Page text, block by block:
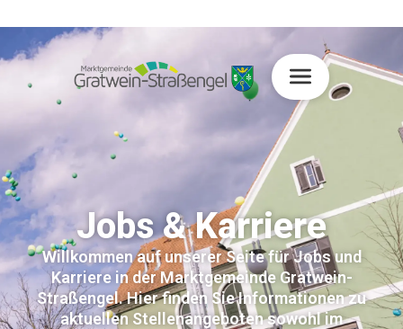
Jobs & Karriere
Willkommen auf unserer Seite für Jobs und
Karriere in der Marktgemeinde Gratwein-
Straßengel. Hier finden Sie Informationen zu
aktuellen Stellenangeboten sowohl im